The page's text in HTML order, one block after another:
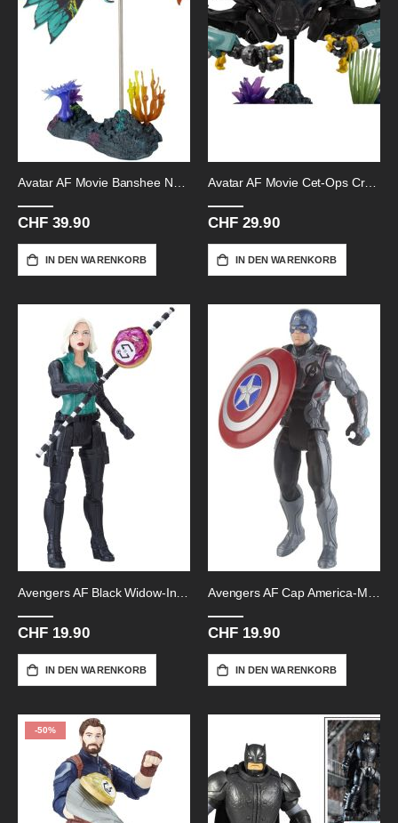
Avatar AF Movie Banshee Neytiri-Ride
CHF 39.90
IN DEN WARENKORB
Avatar AF Movie Cet-Ops Crabsuit
CHF 29.90
IN DEN WARENKORB
Avengers AF Black Widow-Infinity
CHF 19.90
IN DEN WARENKORB
Avengers AF Cap America-Movie
CHF 19.90
IN DEN WARENKORB
-50%